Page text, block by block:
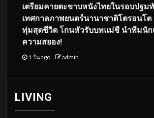
เตรียมคายตะขาบหนังไทยในรอบปฐ
เทศกาลภาพยนตร์นานาชาติโตรอนโต
ทุ่มสุดชีวิต โกนหัวรับบทแม่ชี นำทีมนัก
ความสยอง!
1 วัน ago admin
LIVING